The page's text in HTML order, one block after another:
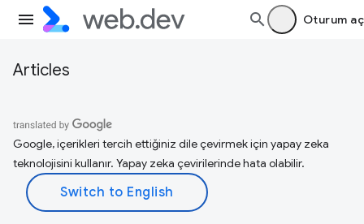
Oturum aç
Articles
Google, içerikleri tercih ettiğiniz dile çevirmek için yapay zeka
teknolojisini kullanır. Yapay zeka çevirilerinde hata olabilir.